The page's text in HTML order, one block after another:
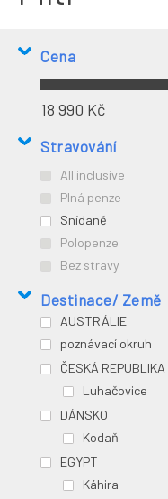
Cena
18 990 Kč
Stravování
All inclusive
Plná penze
Snídaně
Polopenze
Bez stravy
Destinace/ Země
AUSTRÁLIE
poznávací okruh
ČESKÁ REPUBLIKA
Luhačovice
DÁNSKO
Kodaň
EGYPT
Káhira